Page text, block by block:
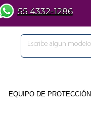
55 4332-1286
EQUIPO DE PROTECCIÓN